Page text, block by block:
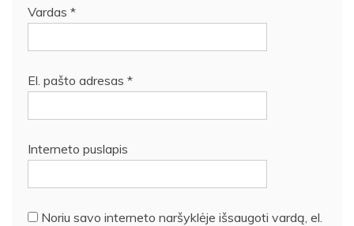
Vardas *
El. pašto adresas *
Interneto puslapis
Noriu savo interneto naršyklėje išsaugoti vardą, el.